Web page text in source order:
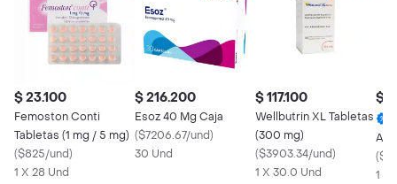
$ 23.100
Femoston Conti
Tabletas (1 mg / 5 mg)
($825/und)
1 X 28 Und
$ 216.200
Esoz 40 Mg Caja
($7206.67/und)
30 Und
$ 117.100
Wellbutrin XL Tabletas
(300 mg)
($3903.34/und)
1 X 30.0 Und
$
(
1 X